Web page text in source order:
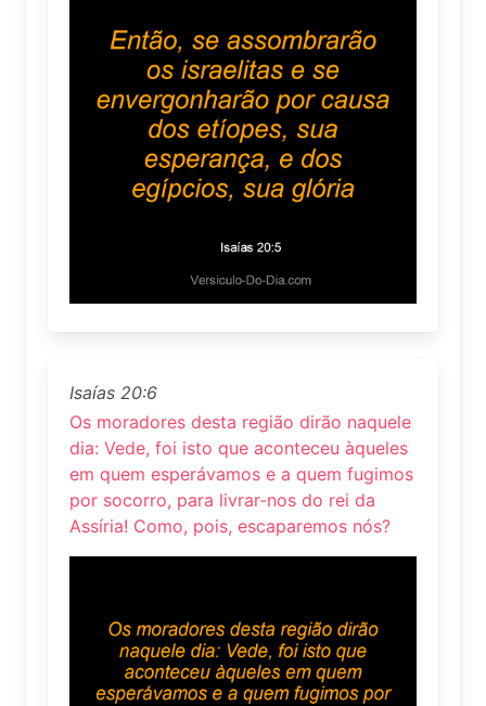
Isaías 20:6
Os moradores desta região dirão naquele
dia: Vede, foi isto que aconteceu àqueles
em quem esperávamos e a quem fugimos
por socorro, para livrar-nos do rei da
Assíria! Como, pois, escaparemos nós?